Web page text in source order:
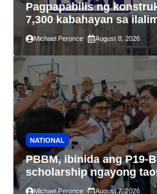
Pagpapabilis ng
7,300 kabahayan sa
4PH, posible na sa
IBIG at P.A. Alvarez
Michael Peronce August 8, 2026
NATIONAL
PBBM, ibinida ang P19-
scholarship ngayong
sa kasaysayan ng
Michael Peronce August 7, 2026